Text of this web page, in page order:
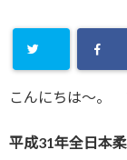
こんにちは～。
平成31年全日本